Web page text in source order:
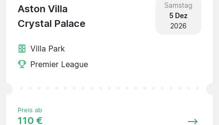
Aston Villa
Crystal Palace
Samstag
5 Dez
2026
Villa Park
Premier League
Preis ab
110 €